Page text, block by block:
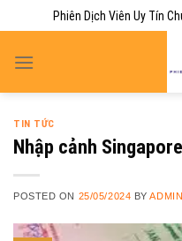
to
content
Phiên Dịch Viên Uy Tín
TIN TỨC
Nhập cảnh
POSTED ON 25/05/2024 BYADMIN